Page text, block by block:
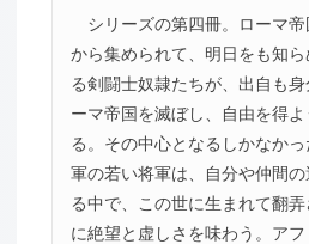
シリーズの第四冊。ローマ
から集められて、明日をも知
る剣闘士奴隷たちが、出自も
ーマ帝国を滅ぼし、自由を得
る。その中心となるしかなか
軍の若い将軍は、自分や仲間
る中で、この世に生まれて翻
に絶望と虚しさを味わう。ア